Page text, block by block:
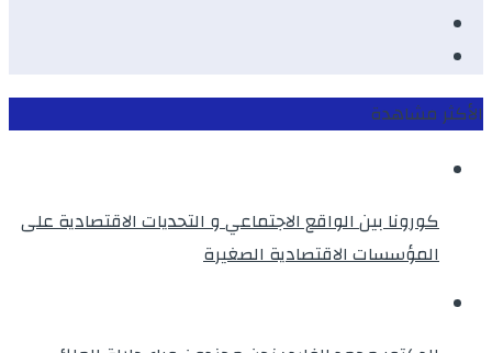
الأكثر مشاهدة
كورونا بين الواقع الاجتماعي و التحديات الاقتصادية على
المؤسسات الاقتصادية الصغيرة